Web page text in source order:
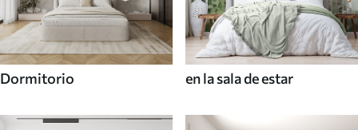
Dormitorio en la sala de estar